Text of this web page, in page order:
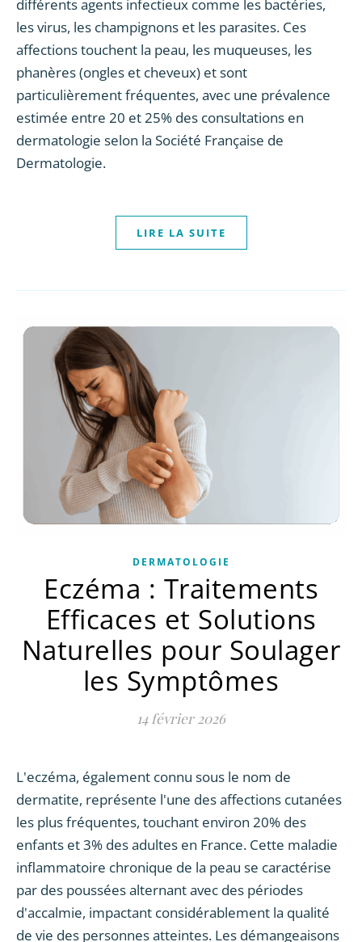
différents agents infectieux comme les bactéries,
les virus, les champignons et les parasites. Ces
affections touchent la peau, les muqueuses, les
phanères (ongles et cheveux) et sont
particulièrement fréquentes, avec une prévalence
estimée entre 20 et 25% des consultations en
dermatologie selon la Société Française de
Dermatologie.
LIRE LA SUITE
DERMATOLOGIE
Eczéma : Traitements
Efficaces et Solutions
Naturelles pour Soulager
les Symptômes
14 février 2026
L'eczéma, également connu sous le nom de
dermatite, représente l'une des affections cutanées
les plus fréquentes, touchant environ 20% des
enfants et 3% des adultes en France. Cette maladie
inflammatoire chronique de la peau se caractérise
par des poussées alternant avec des périodes
d'accalmie, impactant considérablement la qualité
de vie des personnes atteintes. Les démangeaisons